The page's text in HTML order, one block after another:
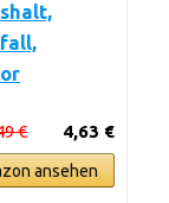
4,63 €
€
ansehen